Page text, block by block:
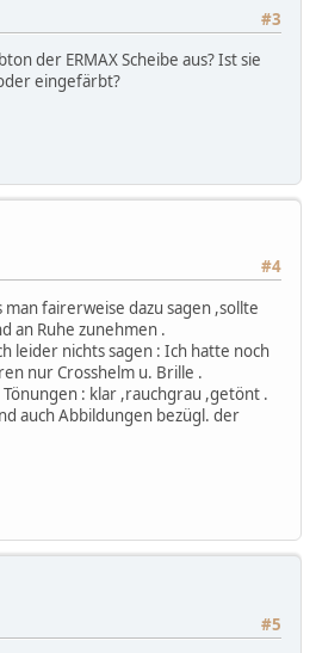
#3
der ERMAX Scheibe aus? Ist sie
eingefärbt?
#4
man fairerweise dazu sagen ,sollte
an Ruhe zunehmen .
leider nichts sagen : Ich hatte noch
nur Crosshelm u. Brille .
: klar ,rauchgrau ,getönt .
auch Abbildungen bezügl. der
#5